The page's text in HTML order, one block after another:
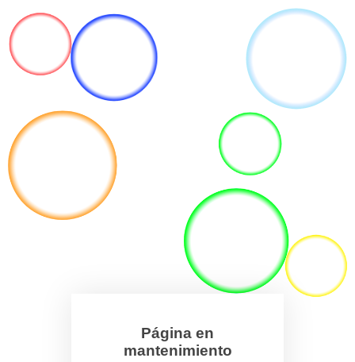
Página en
mantenimiento